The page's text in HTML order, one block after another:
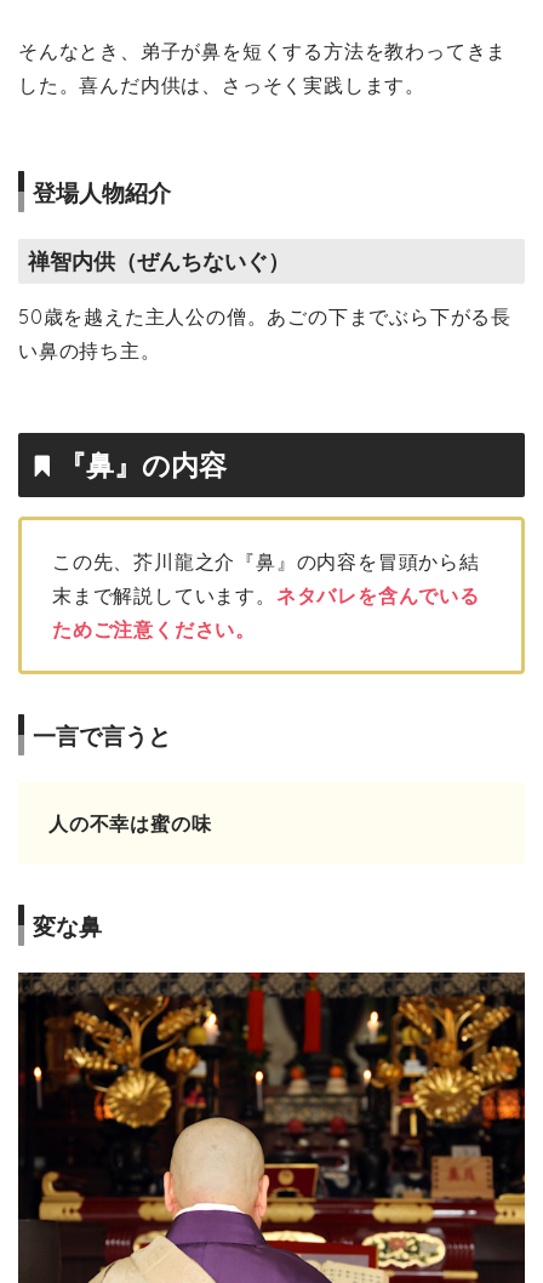
そんなとき、弟子が鼻を短くする方法を教わってきま
した。喜んだ内供は、さっそく実践します。
登場人物紹介
禅智内供（ぜんちないぐ）
50歳を越えた主人公の僧。あごの下までぶら下がる長
い鼻の持ち主。
『鼻』の内容
この先、芥川龍之介『鼻』の内容を冒頭から結
末まで解説しています。 ネタバレを含んでいる
ためご注意ください。
一言で言うと
人の不幸は蜜の味
変な鼻